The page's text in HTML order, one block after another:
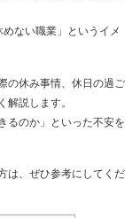
ない職業」というイメ
の休み事情、休日の過ご
説します。
るのか」といった不安を
は、ぜひ参考にしてくだ